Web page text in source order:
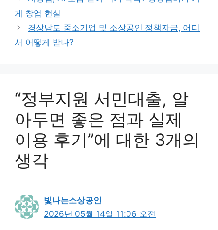
리
게 창업 현실
경상남도 중소기업 및 소상공인 정책자금, 어디
서 어떻게 받나?
“정부지원 서민대출, 알
아두면 좋은 점과 실제
이용 후기”에 대한 3개의
생각
빛나는소상공인
2026년 05월 14일 11:06 오전